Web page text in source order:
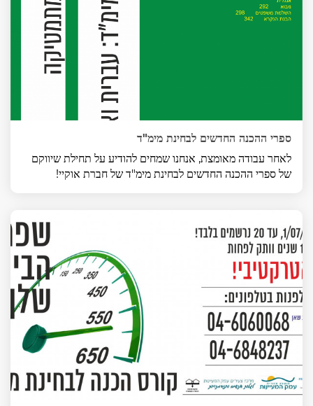
ספרי ההכנה החדשים לבחינת מימ"ד
לאחר עבודה מאומצת, אנחנו שמחים להודיע על תחילת שיווקם
של ספרי ההכנה החדשים לבחינת מימ"ד של חברת אוקיי!